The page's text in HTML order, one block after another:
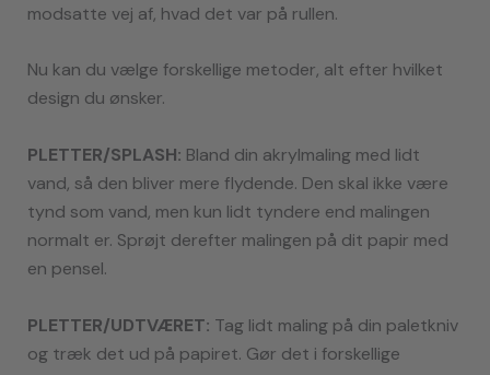
modsatte vej af, hvad det var på rullen.
Nu kan du vælge forskellige metoder, alt efter hvilket
design du ønsker.
PLETTER/SPLASH: Bland din akrylmaling med lidt
vand, så den bliver mere flydende. Den skal ikke være
tynd som vand, men kun lidt tyndere end malingen
normalt er. Sprøjt derefter malingen på dit papir med
en pensel.
PLETTER/UDTVÆRET: Tag lidt maling på din paletkniv
og træk det ud på papiret. Gør det i forskellige